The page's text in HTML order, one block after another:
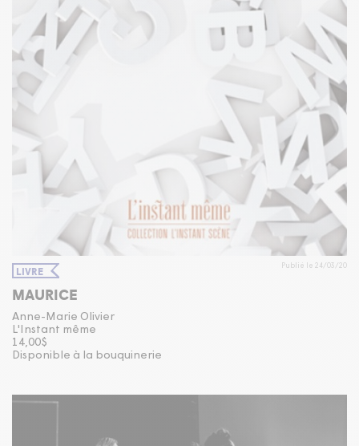
LIVRE Publié le 24/03/20
MAURICE
Anne-Marie Olivier
L'Instant même
14,00$
Disponible à la bouquinerie